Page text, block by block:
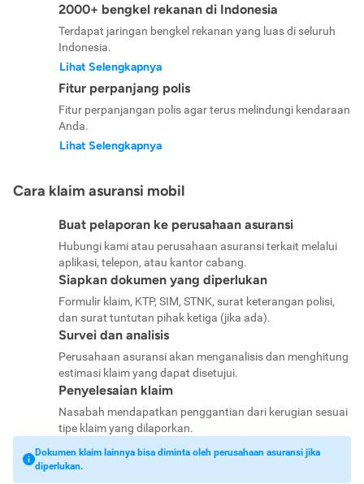
2000+ bengkel rekanan di Indonesia
Terdapat jaringan bengkel rekanan yang luas di seluruh
Indonesia.
Lihat Selengkapnya
Fitur perpanjang polis
Fitur perpanjangan polis agar terus melindungi kendaraan
Anda.
Lihat Selengkapnya
Cara klaim asuransi mobil
Buat pelaporan ke perusahaan asuransi
Hubungi kami atau perusahaan asuransi terkait melalui
aplikasi, telepon, atau kantor cabang.
Siapkan dokumen yang diperlukan
Formulir klaim, KTP, SIM, STNK, surat keterangan polisi,
dan surat tuntutan pihak ketiga (jika ada).
Survei dan analisis
Perusahaan asuransi akan menganalisis dan menghitung
estimasi klaim yang dapat disetujui.
Penyelesaian klaim
Nasabah mendapatkan penggantian dari kerugian sesuai
tipe klaim yang dilaporkan.
Dokumen klaim lainnya bisa diminta oleh perusahaan asuransi jika
diperlukan.